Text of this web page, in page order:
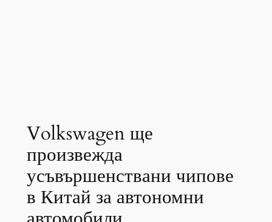
Volkswagen ще
произвежда
усъвършенствани чипове
в Китай за автономни